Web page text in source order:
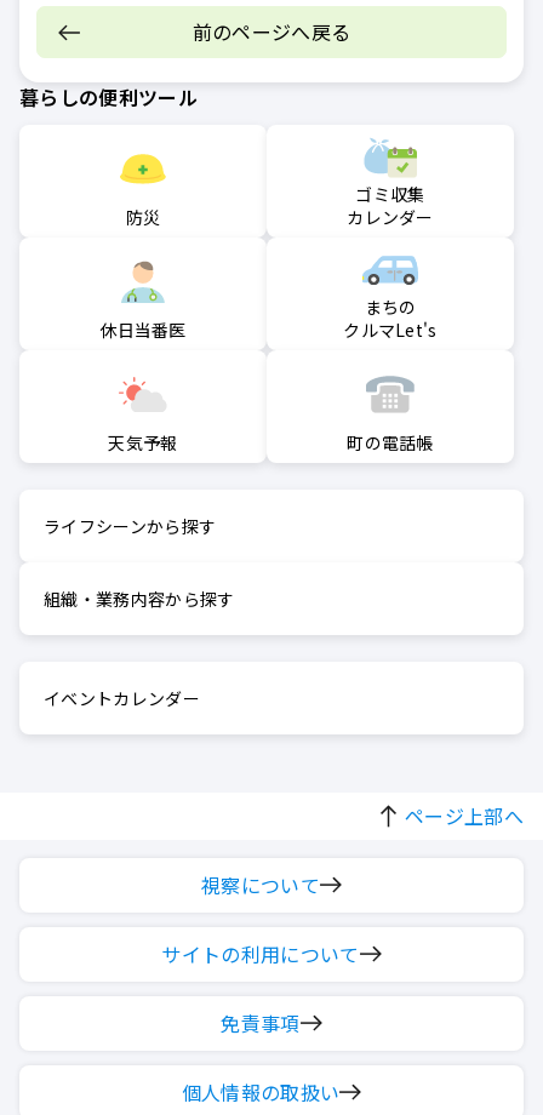
前のページへ戻る
暮らしの便利ツール
防災
ゴミ収集
カレンダー
休日当番医
まちの
クルマLet's
天気予報 町の電話帳
ライフシーンから探す
組織・業務内容から探す
イベントカレンダー
ページ上部へ
視察について
サイトの利用について
免責事項
個人情報の取扱い